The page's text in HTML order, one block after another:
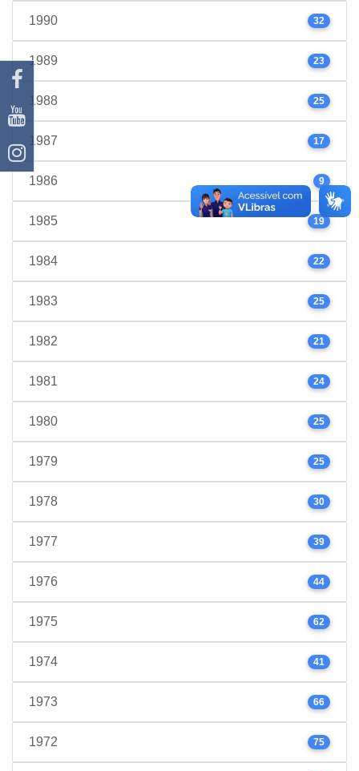
1990 32
1989 23
1988 25
1987 17
1986 9
1985 19
1984 22
1983 25
1982 21
1981 24
1980 25
1979 25
1978 30
1977 39
1976 44
1975 62
1974 41
1973 66
1972 75